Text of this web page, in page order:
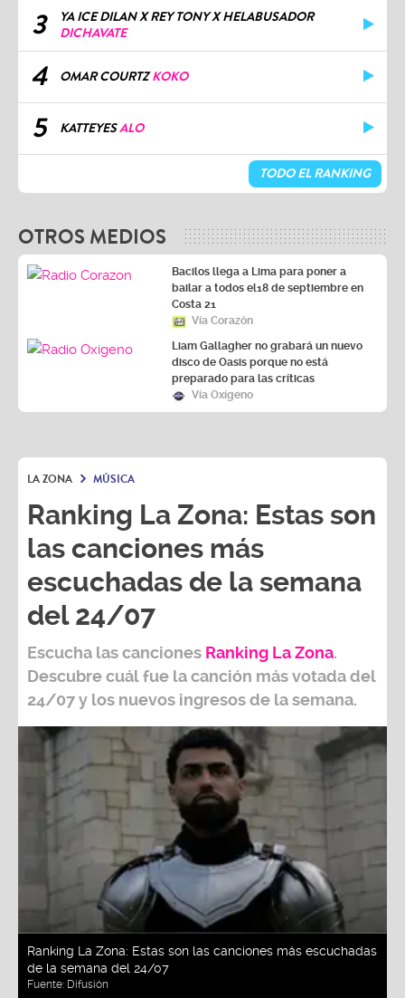
3
YA ICE DILAN X REY TONY X HELABUSADOR
DICHAVATE
4 OMAR COURTZKOKO
5 KATTEYESALO
TODO EL RANKING
OTROS MEDIOS
Bacilos llega a Lima para poner a
bailar a todos el18 de septiembre en
Costa 21
Vía Corazón
Liam Gallagher no grabará un nuevo
disco de Oasis porque no está
preparado para las críticas
Vía Oxígeno
LA ZONA MÚSICA
Ranking La Zona: Estas son
las canciones más
escuchadas de la semana
del 24/07
Escucha las canciones Ranking La Zona.
Descubre cuál fue la canción más votada del
24/07y los nuevos ingresos de la semana.
Ranking La Zona: Estas son las canciones más escuchadas
de la semana del 24/07
Fuente: Difusión